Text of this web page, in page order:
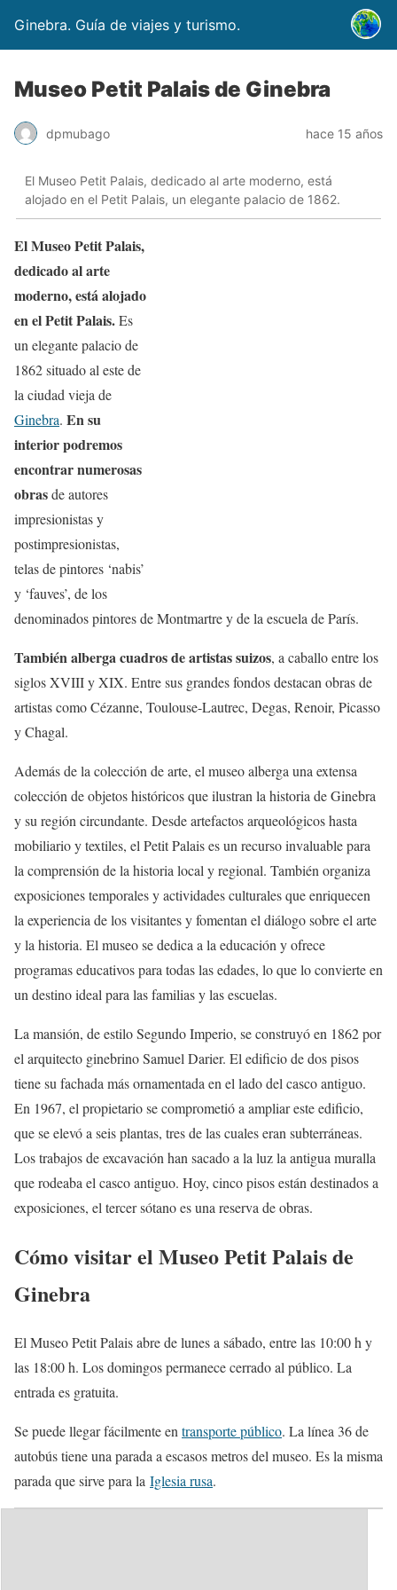
Ginebra. Guía de viajes y turismo.
Museo Petit Palais de Ginebra
dpmubago hace 15 años
El Museo Petit Palais, dedicado al arte moderno, está
alojado en el Petit Palais, un elegante palacio de 1862.
El Museo Petit Palais,
dedicado al arte
moderno, está alojado
en el Petit Palais.Es
un elegante palacio de
1862 situado al este de
la ciudad vieja de
Ginebra. En su
interior podremos
encontrar numerosas
obrasde autores
impresionistas y
postimpresionistas,
telas de pintores ‘nabis’
y ‘fauves’, de los
denominados pintores de Montmartre y de la escuela de París.
También alberga cuadros de artistas suizos, a caballo entre los
siglos XVIII y XIX. Entre sus grandes fondos destacan obras de
artistas como Cézanne, Toulouse-Lautrec, Degas, Renoir, Picasso
y Chagal.
Además de la colección de arte, el museo alberga una extensa
colección de objetos históricos que ilustran la historia de Ginebra
y su región circundante. Desde artefactos arqueológicos hasta
mobiliario y textiles, el Petit Palais es un recurso invaluable para
la comprensión de la historia local y regional. También organiza
exposiciones temporales y actividades culturales que enriquecen
la experiencia de los visitantes y fomentan el diálogo sobre el arte
y la historia. El museo se dedica a la educación y ofrece
programas educativos para todas las edades, lo que lo convierte en
un destino ideal para las familias y las escuelas.
La mansión, de estilo Segundo Imperio, se construyó en 1862 por
el arquitecto ginebrino Samuel Darier. El edificio de dos pisos
tiene su fachada más ornamentada en el lado del casco antiguo.
En 1967, el propietario se comprometió a ampliar este edificio,
que se elevó a seis plantas, tres de las cuales eran subterráneas.
Los trabajos de excavación han sacado a la luz la antigua muralla
que rodeaba el casco antiguo. Hoy, cinco pisos están destinados a
exposiciones, el tercer sótano es una reserva de obras.
Cómo visitar el Museo Petit Palais de
Ginebra
El Museo Petit Palais abre de lunes a sábado, entre las 10:00 h y
las 18:00 h. Los domingos permanece cerrado al público. La
entrada es gratuita.
Se puede llegar fácilmente en transporte público. La línea 36 de
autobús tiene una parada a escasos metros del museo. Es la misma
parada que sirve para la Iglesia rusa.